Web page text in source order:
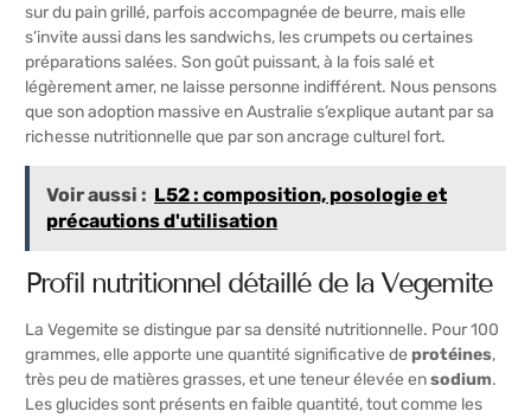
sur du pain grillé, parfois accompagnée de beurre, mais elle
s’invite aussi dans les sandwichs, les crumpets ou certaines
préparations salées. Son goût puissant, à la fois salé et
légèrement amer, ne laisse personne indifférent. Nous pensons
que son adoption massive en Australie s’explique autant par sa
richesse nutritionnelle que par son ancrage culturel fort.
Voir aussi : L52 : composition, posologie et
précautions d'utilisation
Profil nutritionnel détaillé de la Vegemite
La Vegemite se distingue par sa densité nutritionnelle. Pour 100
grammes, elle apporte une quantité significative de protéines,
très peu de matières grasses, et une teneur élevée ensodium.
Les glucides sont présents en faible quantité, tout comme les